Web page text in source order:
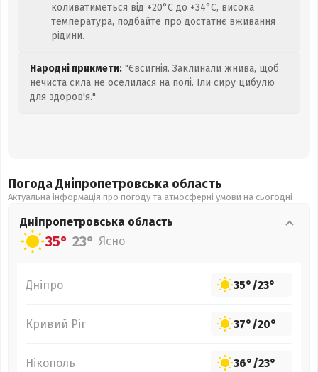
коливатиметься від +20°C до +34°C, висока
температура, подбайте про достатнє вживання
рідини.
Народні прикмети: "Євсигнія. Заклинали жнива, щоб
нечиста сила не оселилася на полі. Їли сиру цибулю
для здоров'я."
Погода Дніпропетровська область
Актуальна інформація про погоду та атмосферні умови на сьогодні
Дніпропетровська область
35° 23° Ясно
Дніпро 35°/23°
Кривий Ріг 37°/20°
Нікополь 36°/23°